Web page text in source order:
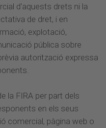
d'aquests drets ni la
de dret, i en
explotació,
pública sobre
autorització expressa
la FIRA per part dels
en els seus
comercial, pàgina web o